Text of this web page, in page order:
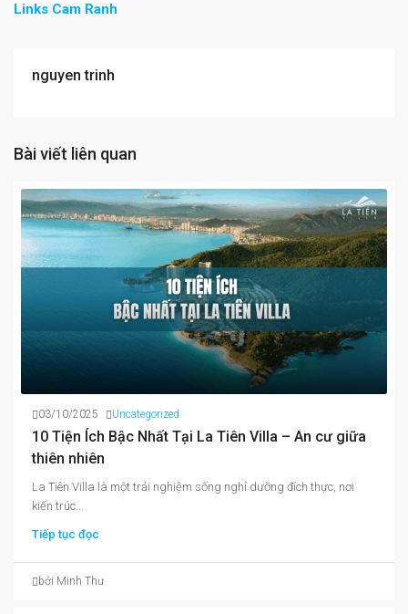
Links Cam Ranh
nguyen trinh
Bài viết liên quan
03/10/2025 Uncategorized
10 Tiện Ích Bậc Nhất Tại La Tiên Villa – An cư giữa
thiên nhiên
La Tiên Villa là một trải nghiệm sống nghỉ dưỡng đích thực, nơi
kiến trúc...
Tiếp tục đọc
bởi Minh Thư